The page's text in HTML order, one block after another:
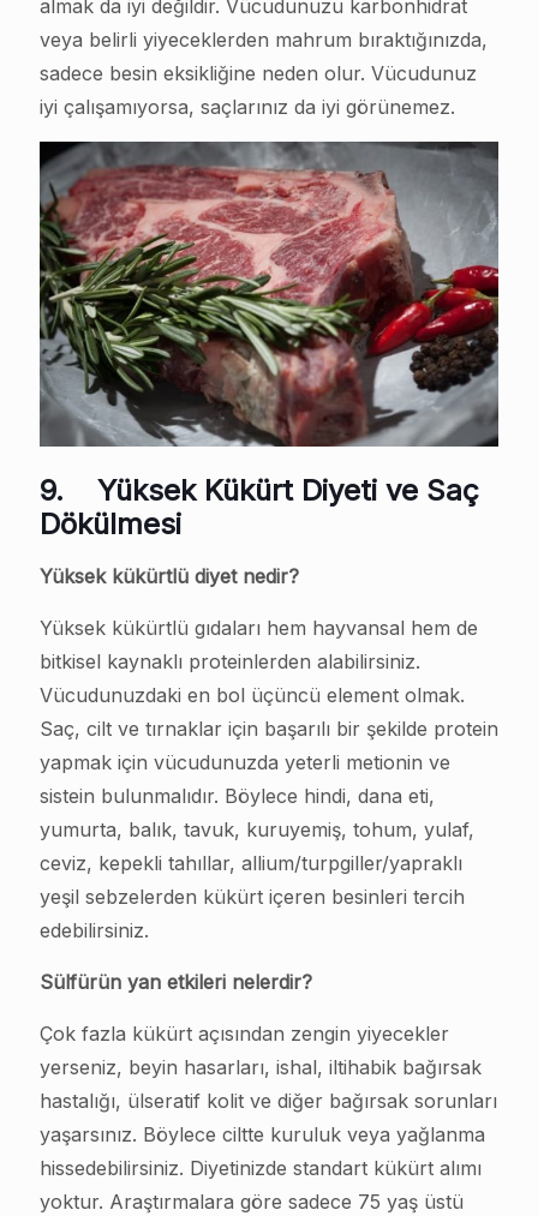
almak da iyi değildir. Vücudunuzu karbonhidrat
veya belirli yiyeceklerden mahrum bıraktığınızda,
sadece besin eksikliğine neden olur. Vücudunuz
iyi çalışamıyorsa, saçlarınız da iyi görünemez.
9. Yüksek Kükürt Diyeti ve Saç
Dökülmesi
Yüksek kükürtlü diyet nedir?
Yüksek kükürtlü gıdaları hem hayvansal hem de
bitkisel kaynaklı proteinlerden alabilirsiniz.
Vücudunuzdaki en bol üçüncü element olmak.
Saç, cilt ve tırnaklar için başarılı bir şekilde protein
yapmak için vücudunuzda yeterli metionin ve
sistein bulunmalıdır. Böylece hindi, dana eti,
yumurta, balık, tavuk, kuruyemiş, tohum, yulaf,
ceviz, kepekli tahıllar, allium/turpgiller/yapraklı
yeşil sebzelerden kükürt içeren besinleri tercih
edebilirsiniz.
Sülfürün yan etkileri nelerdir?
Çok fazla kükürt açısından zengin yiyecekler
yerseniz, beyin hasarları, ishal, iltihabik bağırsak
hastalığı, ülseratif kolit ve diğer bağırsak sorunları
yaşarsınız. Böylece ciltte kuruluk veya yağlanma
hissedebilirsiniz. Diyetinizde standart kükürt alımı
yoktur. Araştırmalara göre sadece 75 yaş üstü